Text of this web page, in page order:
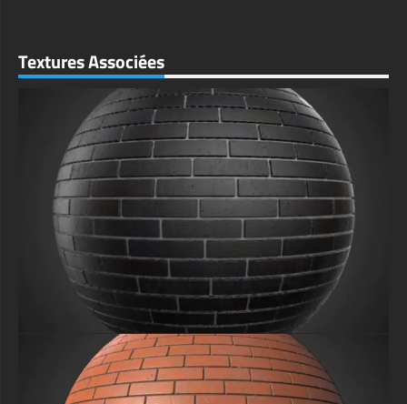
Textures Associées